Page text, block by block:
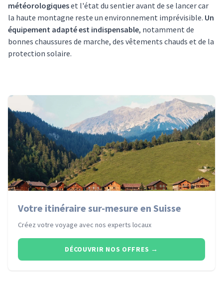
météorologiqueset l'état du sentier avant de se lancer car
la haute montagne reste un environnement imprévisible. Un
équipement adapté est indispensable, notamment de
bonnes chaussures de marche, des vêtements chauds et de la
protection solaire.
Votre itinéraire sur-mesure en Suisse
Créez votre voyage avec nos experts locaux
DÉCOUVRIR NOS OFFRES →